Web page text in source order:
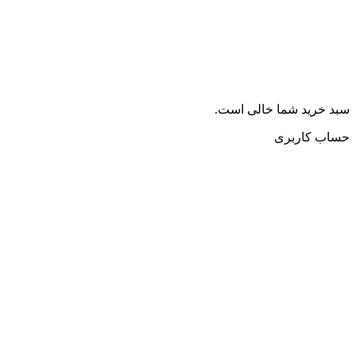
سبد خرید شما خالی است.
حساب کاربری